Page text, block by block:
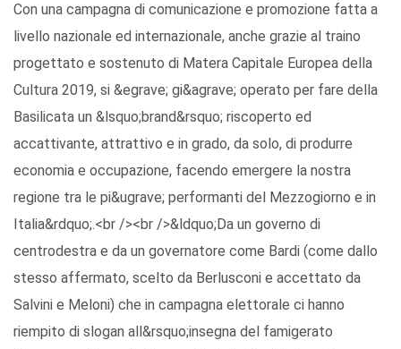
Con una campagna di comunicazione e promozione fatta a
livello nazionale ed internazionale, anche grazie al traino
progettato e sostenuto di Matera Capitale Europea della
Cultura 2019, si &egrave; gi&agrave; operato per fare della
Basilicata un &lsquo;brand&rsquo; riscoperto ed
accattivante, attrattivo e in grado, da solo, di produrre
economia e occupazione, facendo emergere la nostra
regione tra le pi&ugrave; performanti del Mezzogiorno e in
Italia&rdquo;.<br /><br />&ldquo;Da un governo di
centrodestra e da un governatore come Bardi (come dallo
stesso affermato, scelto da Berlusconi e accettato da
Salvini e Meloni) che in campagna elettorale ci hanno
riempito di slogan all&rsquo;insegna del famigerato